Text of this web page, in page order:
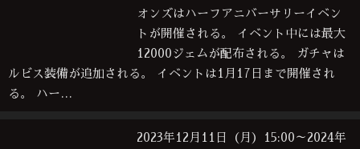
オンズはハーフアニバーサリーイベン
トが開催される。 イベント中には最大
12000ジェムが配布される。 ガチャは
ルビス装備が追加される。 イベントは1月17日まで開催され
る。 ハー…
2023年12月11日（月）15:00～2024年